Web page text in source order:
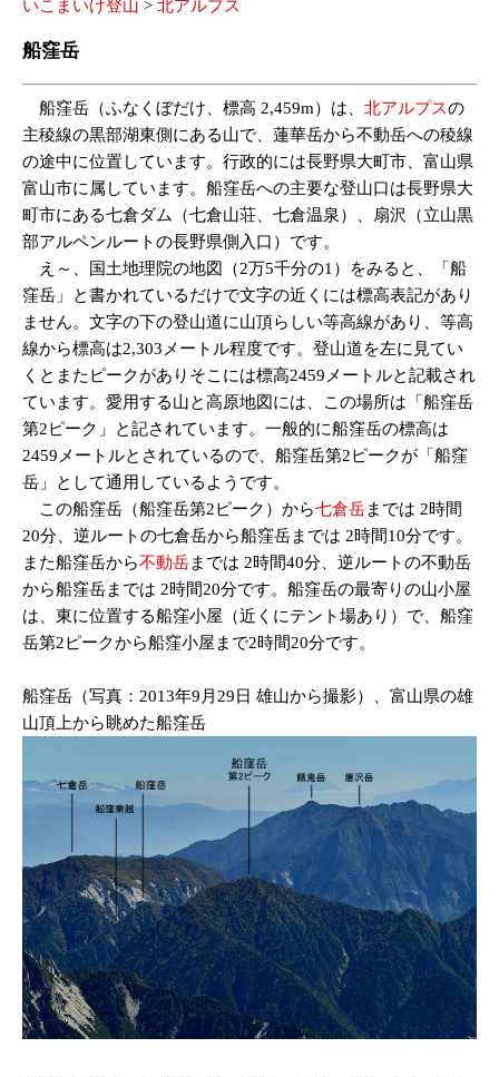
いこまいけ登山 > 北アルプス
船窪岳
船窪岳（ふなくぼだけ、標高 2,459m）は、 北アルプスの
主稜線の黒部湖東側にある山で、蓮華岳から不動岳への稜線
の途中に位置しています。行政的には長野県大町市、富山県
富山市に属しています。船窪岳への主要な登山口は長野県大
町市にある七倉ダム（七倉山荘、七倉温泉）、扇沢（立山黒
部アルペンルートの長野県側入口）です。
え～、国土地理院の地図（2万5千分の1）をみると、「船
窪岳」と書かれているだけで文字の近くには標高表記があり
ません。文字の下の登山道に山頂らしい等高線があり、等高
線から標高は2,303メートル程度です。登山道を左に見てい
くとまたピークがありそこには標高2459メートルと記載され
ています。愛用する山と高原地図には、この場所は「船窪岳
第2ピーク」と記されています。一般的に船窪岳の標高は
2459メートルとされているので、船窪岳第2ピークが「船窪
岳」として通用しているようです。
この船窪岳（船窪岳第2ピーク）から七倉岳までは 2時間
20分、逆ルートの七倉岳から船窪岳までは 2時間10分です。
また船窪岳から不動岳までは 2時間40分、逆ルートの不動岳
から船窪岳までは 2時間20分です。船窪岳の最寄りの山小屋
は、東に位置する船窪小屋（近くにテント場あり）で、船窪
岳第2ピークから船窪小屋まで2時間20分です。
船窪岳（写真：2013年9月29日 雄山から撮影）、富山県の雄
山頂上から眺めた船窪岳